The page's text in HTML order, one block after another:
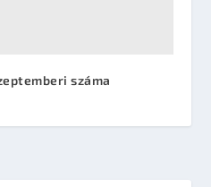
száma